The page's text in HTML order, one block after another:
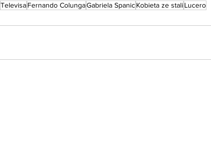
TelevisaFernando ColungaGabriela SpanicKobieta ze staliLucero